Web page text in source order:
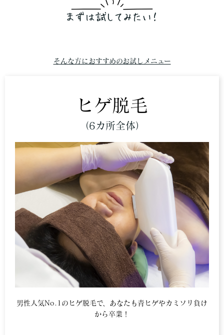
そんな方におすすめのお試しメニュー
ヒゲ脱毛
（6カ所全体）
男性人気No.1のヒゲ脱毛で、あなたも青ヒゲやカミソリ負け
から卒業！